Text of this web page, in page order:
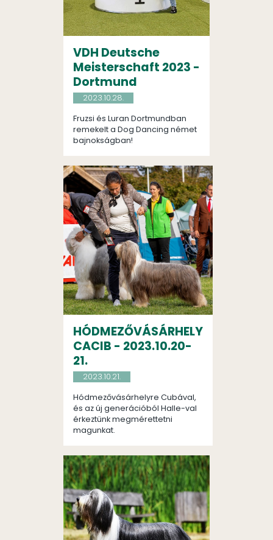
VDH Deutsche
Meisterschaft 2023 -
Dortmund
2023.10.28.
Fruzsi és Luran Dortmundban
remekelt a Dog Dancing német
bajnokságban!
HÓDMEZŐVÁSÁRHELY
CACIB - 2023.10.20-
21.
2023.10.21.
Hódmezővásárhelyre Cubával,
és az új generációból Halle-val
érkeztünk megmérettetni
magunkat.